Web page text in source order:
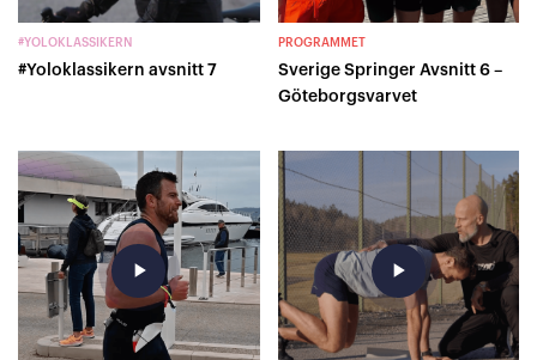
#YOLOKLASSIKERN
#Yoloklassikern avsnitt 7
PROGRAMMET
Sverige Springer Avsnitt 6 –
Göteborgsvarvet
play_arrow play_arrow